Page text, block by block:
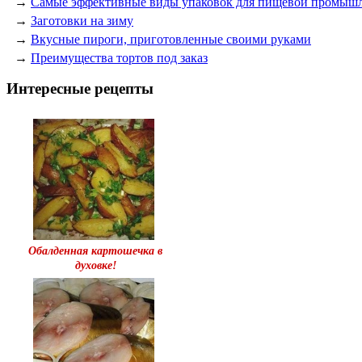
→ Заготовки на зиму
→ Вкусные пироги, приготовленные своими руками
→ Преимущества тортов под заказ
Интересные рецепты
Обалденная картошечка в
духовке!